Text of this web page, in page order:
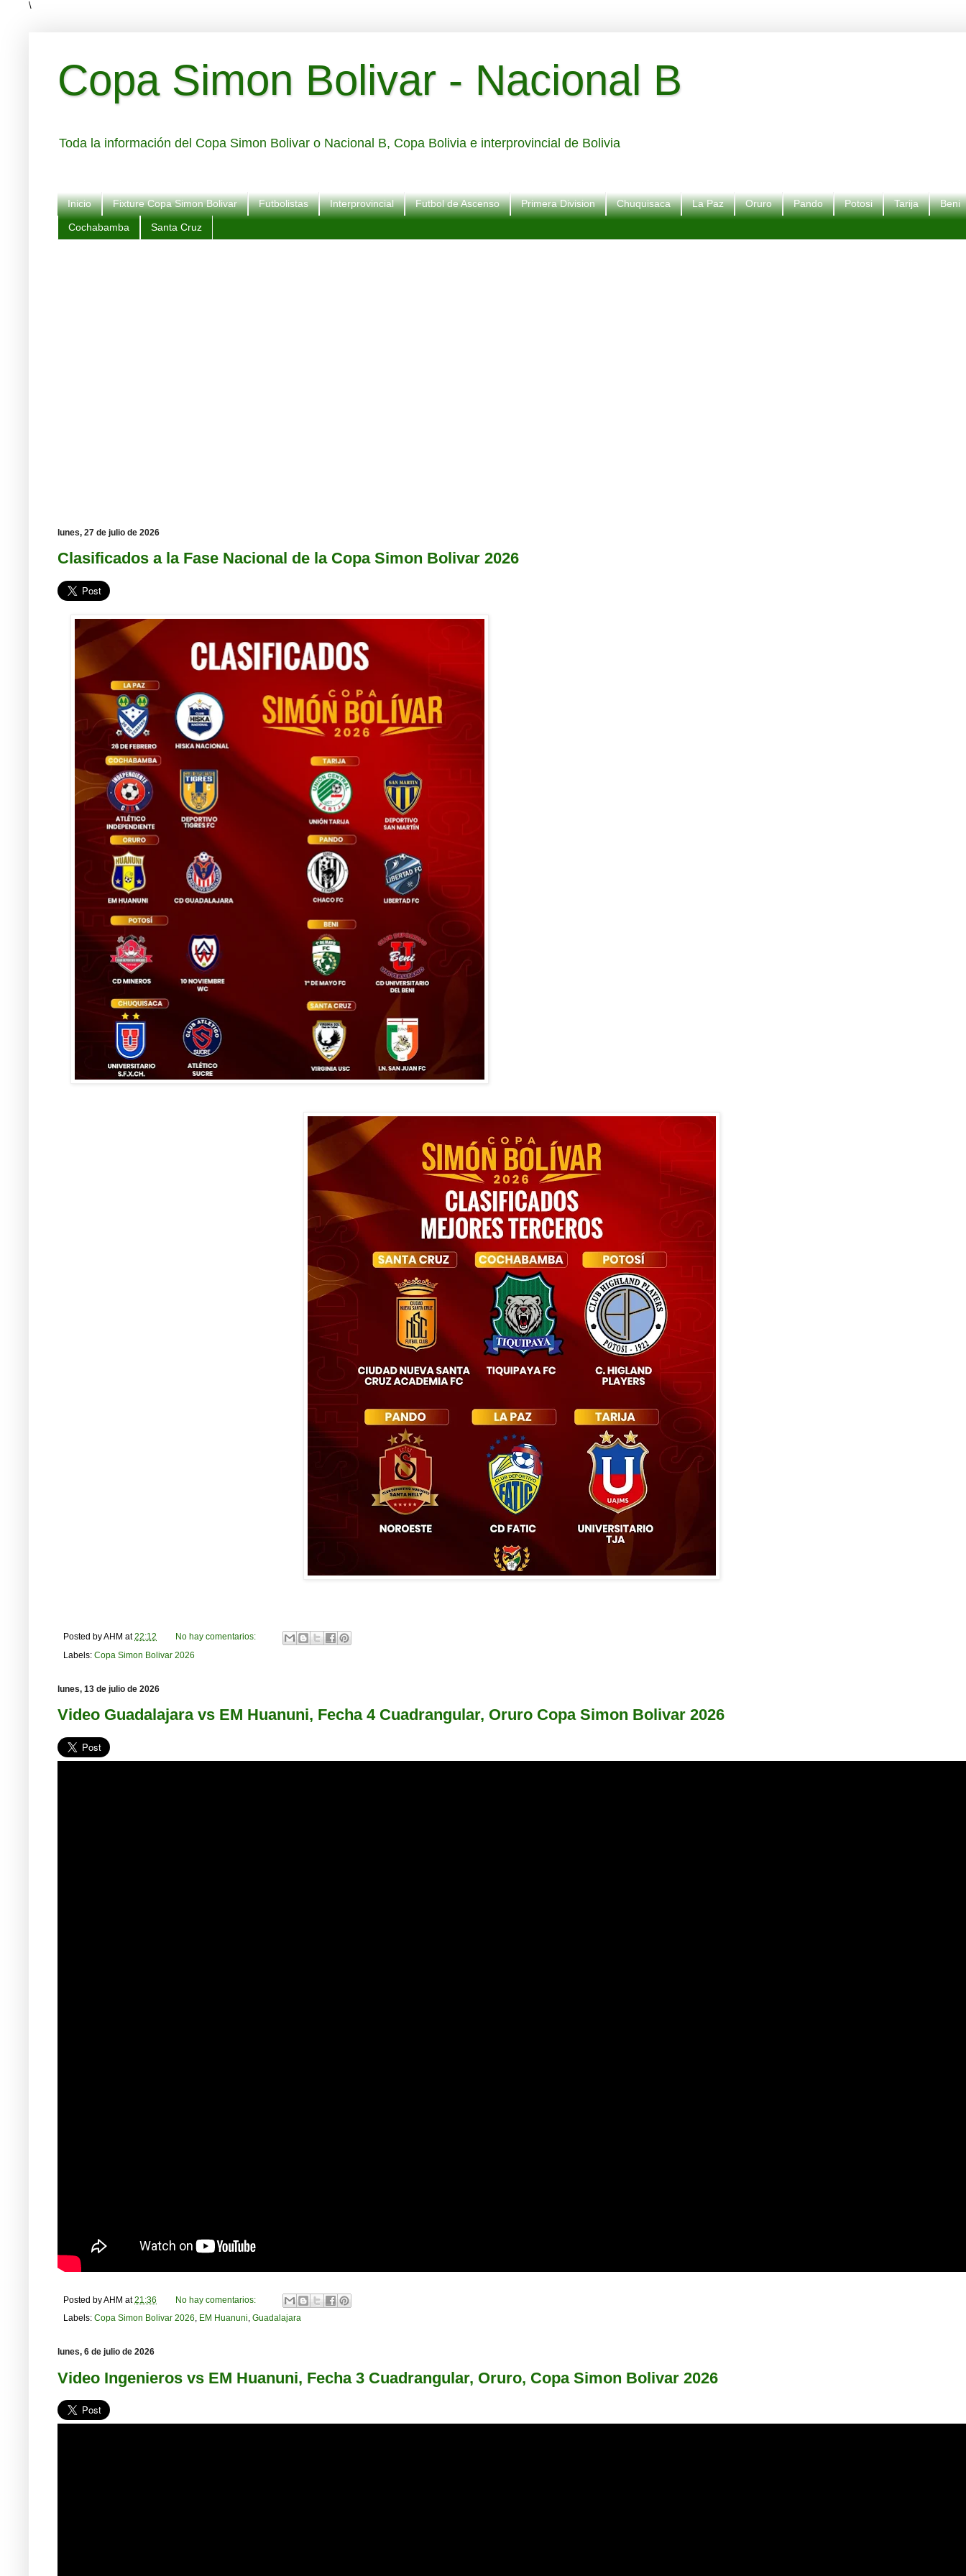
\
Copa Simon Bolivar - Nacional B
Toda la información del Copa Simon Bolivar o Nacional B, Copa Bolivia e interprovincial de Bolivia
Inicio Fixture Copa Simon Bolivar Futbolistas Interprovincial Futbol de Ascenso Primera Division Chuquisaca La Paz Oruro Pando Potosi Tarija Beni
Cochabamba Santa Cruz
lunes, 27 de julio de 2026
Clasificados a la Fase Nacional de la Copa Simon Bolivar 2026
Posted byAHM at22:12
No hay comentarios:
Labels: Copa Simon Bolivar 2026
lunes, 13 de julio de 2026
Video Guadalajara vs EM Huanuni, Fecha 4 Cuadrangular, Oruro Copa Simon Bolivar 2026
Posted byAHM at21:36
No hay comentarios:
Labels: Copa Simon Bolivar 2026 EM Huanuni Guadalajara
lunes, 6 de julio de 2026
Video Ingenieros vs EM Huanuni, Fecha 3 Cuadrangular, Oruro, Copa Simon Bolivar 2026